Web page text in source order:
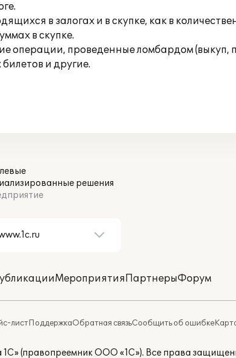
в залогах и в скупке, как в
в скупке.
проведенные ломбардом (выкуп,
и другие.
решения
МероприятияПартнерыФорум
листПоддержкаОбратная связьСообщить об ошибке
1С» (правопреемник ООО «1С»). Все права